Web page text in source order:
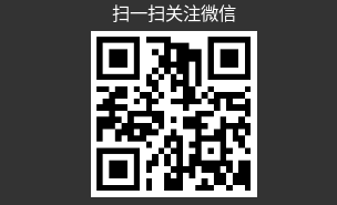
扫一扫关注微信